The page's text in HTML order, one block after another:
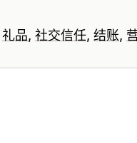
礼品 社交信任 结账